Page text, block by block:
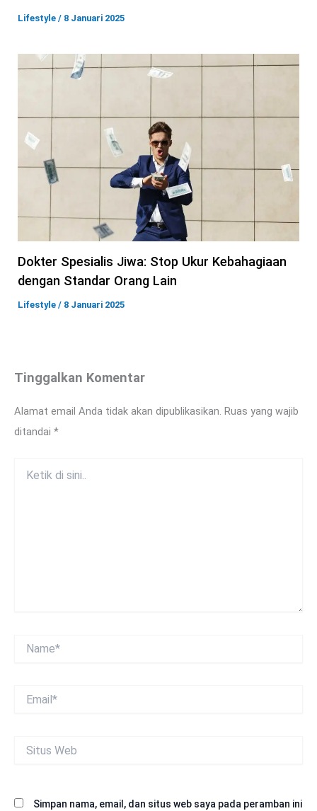
Lifestyle / 8 Januari 2025
Dokter Spesialis Jiwa: Stop Ukur Kebahagiaan
dengan Standar Orang Lain
Lifestyle / 8 Januari 2025
Tinggalkan Komentar
Alamat email Anda tidak akan dipublikasikan. Ruas yang wajib
ditandai *
Web
Simpan nama, email, dan situs web saya pada peramban ini